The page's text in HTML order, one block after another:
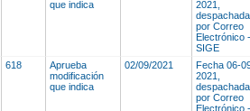
que indica
2021,
despachada
por Correo
Electrónico -
SIGE
618
Aprueba
modificación
que indica
02/09/2021
Fecha 06-
2021,
despachada
por Correo
Electrónico -